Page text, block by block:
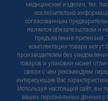
медицинские изделия, тех.
исключительно
согласованным
является обязательством и
предъявления претензий.
комплектация товара
производителем без
товаров и упаковки может
связи с чем рекомендуем
интересующие Вас
Используя настоящий сайт, вы
ваших персональных данных с